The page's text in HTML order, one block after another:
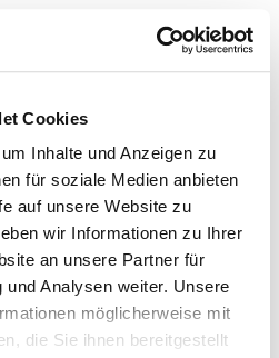
Cookies
Inhalte und Anzeigen zu
für soziale Medien anbieten
auf unsere Website zu
wir Informationen zu Ihrer
an unsere Partner für
Analysen weiter. Unsere
möglicherweise mit
die Sie ihnen bereitgestellt
Tagesklinik